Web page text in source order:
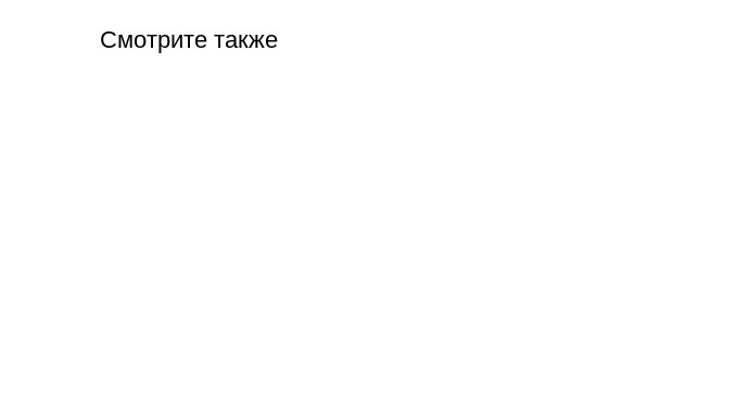
Смотрите также